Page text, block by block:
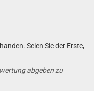
Seien Sie der Erste,
abgeben zu